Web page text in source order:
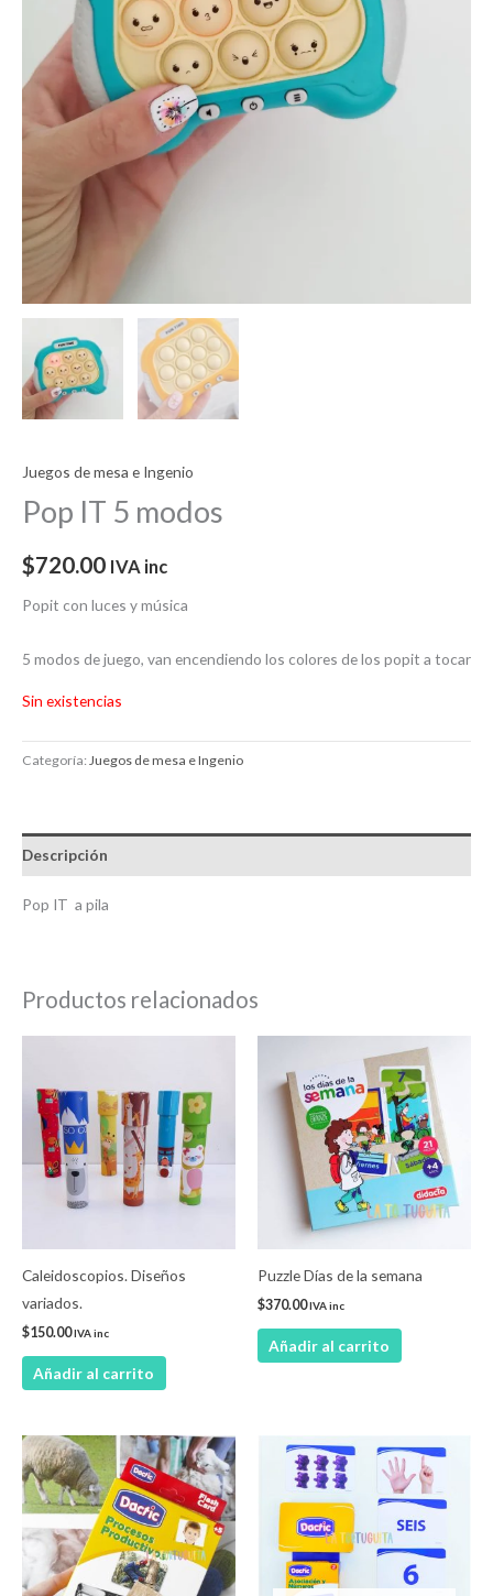
Juegos de mesa e Ingenio
Pop IT 5 modos
$720.00 IVA inc
Popit con luces y música
5 modos de juego, van encendiendo los colores de los popit a tocar
Sin existencias
Categoría:Juegos de mesa e Ingenio
Descripción
Pop IT a pila
Productos relacionados
Caleidoscopios. Diseños
variados.
$150.00IVA inc
Añadir al carrito
Puzzle Días de la semana
$370.00IVA inc
Añadir al carrito